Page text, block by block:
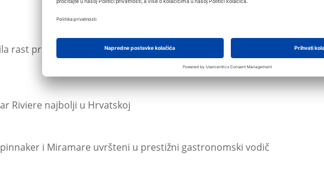
rast prihoda od 17 posto, rast broja noćenja od 20% i rast prosječne
Riviere najbolji u Hrvatskoj
i Miramare uvršteni u prestižni gastronomski vodič